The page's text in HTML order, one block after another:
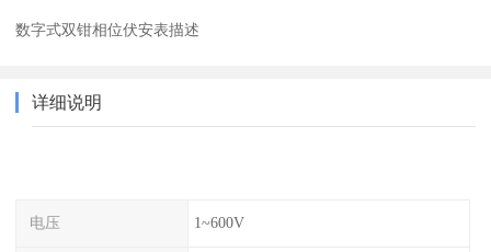
数字式双钳相位伏安表描述
详细说明
电压 1~600V